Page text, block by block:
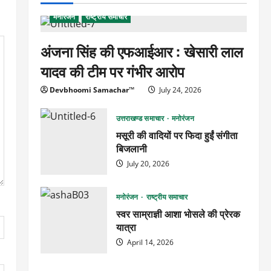
मनोरंजन राष्ट्रीय समाचार
अंजना सिंह की एफआईआर : खेसारी लाल
यादव की टीम पर गंभीर आरोप
Devbhoomi Samachar™ July 24, 2026
उत्तराखण्ड समाचार मनोरंजन
मसूरी की वादियों पर फिदा हुईं संगीता
बिजलानी
July 20, 2026
मनोरंजन राष्ट्रीय समाचार
स्वर साम्राज्ञी आशा भोसले की प्रेरक
यात्रा
April 14, 2026